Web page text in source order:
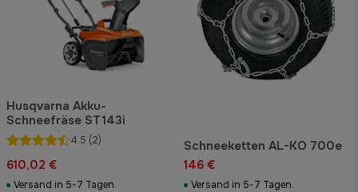
Husqvarna Akku-
Schneefräse ST 143i
4.5 (2)
610,02 €
Versand in 5-7 Tagen.
Schneeketten AL-KO 700e
146 €
Versand in 5-7 Tagen.